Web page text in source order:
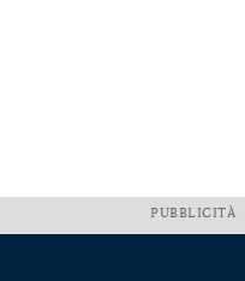
PUBBLICITÀ